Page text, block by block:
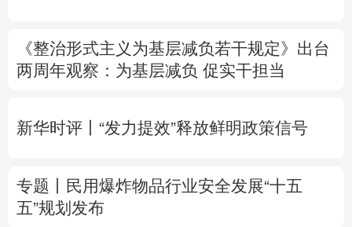
English Español Français عربى
Deutsch Português
《整治形式主义为基层减负若干规定》出台
两周年观察 ：为基层减负 促实干担当
新华时评丨“发力提效”释放鲜明政策信号
专题丨
民用爆炸物品行业安全发展“十五
五”规划发布